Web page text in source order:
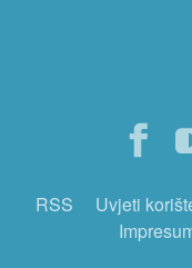
RSS Uvjeti